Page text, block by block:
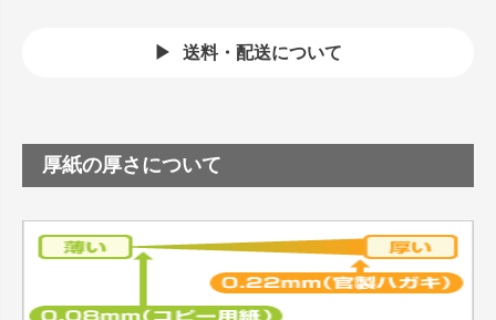
送料・配送について
厚紙の厚さについて